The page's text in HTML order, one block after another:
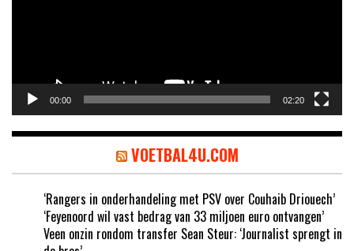
00:00 02:20
VOETBAL4U.COM
‘Rangers in onderhandeling met PSV over Couhaib Driouech’
‘Feyenoord wil vast bedrag van 33 miljoen euro ontvangen’
Veen onzin rondom transfer Sean Steur: ‘Journalist sprengt in